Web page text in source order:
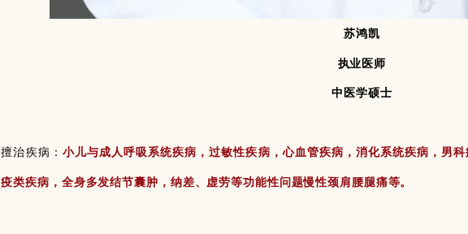
苏鸿凯
执业医师
中医学硕士
擅治疾病：小儿与成人呼吸系统疾病，过敏性疾病，心血管疾病，消化系统疾病，男
疫类疾病，全身多发结节囊肿，纳差、虚劳等功能性问题慢性颈肩腰腿痛等。